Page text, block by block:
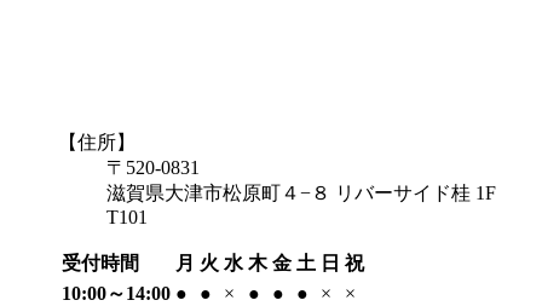
【住所】
〒520-0831
滋賀県大津市松原町４−８ リバーサイド桂 1F
T101
受付時間 月 火 水 木 金 土 日 祝
10:00～14:00 ● ● × ● ● ● ×
×